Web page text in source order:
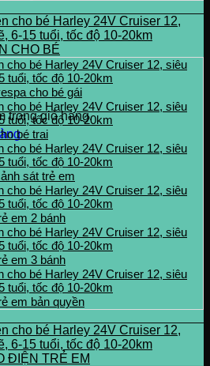
trong giỏ hàng.
CHO BÉ
cho bé gái
bé trai
sát trẻ em
em 2 bánh
em 3 bánh
em bản quyền
ĐIỆN TRẺ EM